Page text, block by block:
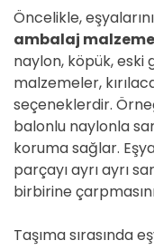
Öncelikle,
ambalaj
naylon, köpük, eski
malzemeler,
seçeneklerdir.
balonlu naylonla
koruma sağlar.
parçayı ayrı ayrı
birbirine
Taşıma sırasında